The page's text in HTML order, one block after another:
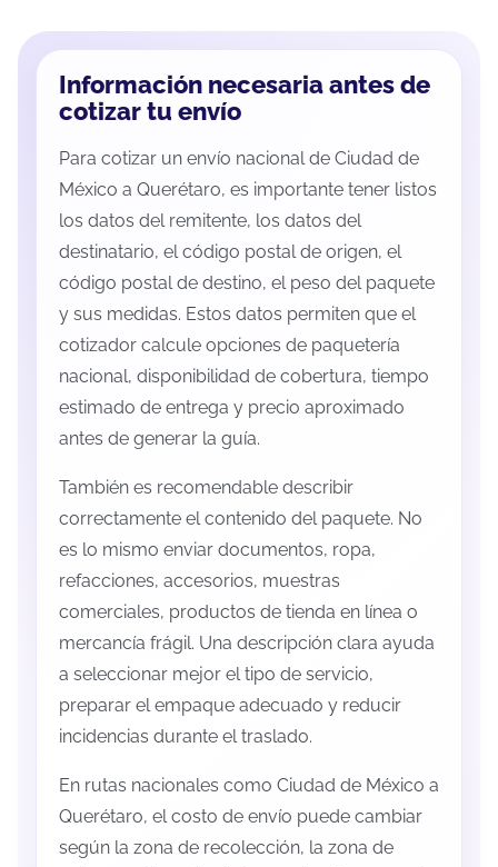
Información necesaria antes de
cotizar tu envío
Para cotizar un envío nacional de Ciudad de
México a Querétaro, es importante tener listos
los datos del remitente, los datos del
destinatario, el código postal de origen, el
código postal de destino, el peso del paquete
y sus medidas. Estos datos permiten que el
cotizador calcule opciones de paquetería
nacional, disponibilidad de cobertura, tiempo
estimado de entrega y precio aproximado
antes de generar la guía.
También es recomendable describir
correctamente el contenido del paquete. No
es lo mismo enviar documentos, ropa,
refacciones, accesorios, muestras
comerciales, productos de tienda en línea o
mercancía frágil. Una descripción clara ayuda
a seleccionar mejor el tipo de servicio,
preparar el empaque adecuado y reducir
incidencias durante el traslado.
En rutas nacionales como Ciudad de México a
Querétaro, el costo de envío puede cambiar
según la zona de recolección, la zona de